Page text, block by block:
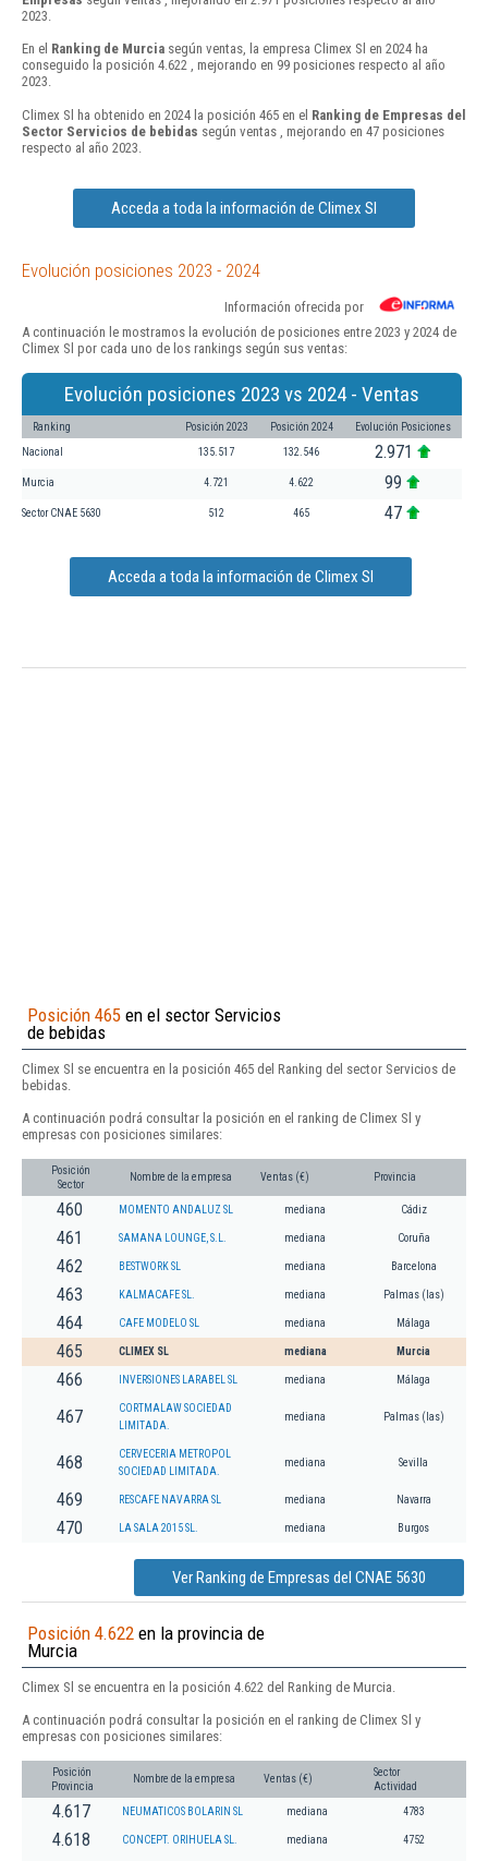
2023.
En el Ranking de Murcia según ventas, la empresa Climex Sl en 2024 ha
conseguido la posición 4.622 , mejorando en 99 posiciones respecto al año
2023.
Climex Sl ha obtenido en 2024 la posición 465 en el Ranking de Empresas del
Sector Servicios de bebidas según ventas , mejorando en 47 posiciones
respecto al año 2023.
Acceda a toda la información de Climex Sl
Evolución posiciones 2023 - 2024
Información ofrecida por
A continuación le mostramos la evolución de posiciones entre 2023 y 2024 de
Climex Sl por cada uno de los rankings según sus ventas:
Evolución posiciones 2023 vs 2024 - Ventas
Ranking Posición 2023 Posición 2024 Evolución Posiciones
Nacional 135.517 132.546 2.971
Murcia 4.721 4.622 99
Sector CNAE 5630 512 465 47
Acceda a toda la información de Climex Sl
Posición 465 en el sector Servicios
de bebidas
Climex Sl se encuentra en la posición 465 del Ranking del sector Servicios de
bebidas.
A continuación podrá consultar la posición en el ranking de Climex Sl y
empresas con posiciones similares:
Posición
Sector
Nombre de la empresa Ventas (€) Provincia
460 MOMENTO ANDALUZ SL mediana Cádiz
461 SAMANA LOUNGE, S.L. mediana Coruña
462 BESTWORK SL mediana Barcelona
463 KALMACAFE SL. mediana Palmas (las)
464 CAFE MODELO SL mediana Málaga
465 CLIMEX SL mediana Murcia
466 INVERSIONES LARABEL SL mediana Málaga
467
CORTMALAW SOCIEDAD
LIMITADA.
mediana Palmas (las)
468
CERVECERIA METROPOL
SOCIEDAD LIMITADA.
mediana Sevilla
469 RESCAFE NAVARRA SL mediana Navarra
470 LA SALA 2015 SL. mediana Burgos
Ver Ranking de Empresas del CNAE 5630
Posición 4.622 en la provincia de
Murcia
Climex Sl se encuentra en la posición 4.622 del Ranking de Murcia.
A continuación podrá consultar la posición en el ranking de Climex Sl y
empresas con posiciones similares:
Posición
Provincia
Nombre de la empresa Ventas (€)
Sector
Actividad
4.617 NEUMATICOS BOLARIN SL mediana 4783
4.618 CONCEPT. ORIHUELA SL. mediana 4752